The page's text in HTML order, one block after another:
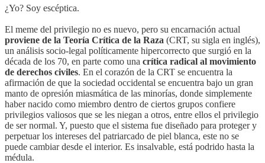
¿Yo? Soy escéptica.
El meme del privilegio no es nuevo, pero su encarnación actual
proviene de la Teoría Crítica de la Raza (CRT, su sigla en inglés),
un análisis socio-legal políticamente hipercorrecto que surgió en la
década de los 70, en parte como una crítica radical al movimiento
de derechos civiles. En el corazón de la CRT se encuentra la
afirmación de que la sociedad occidental se encuentra bajo un gran
manto de opresión miasmática de las minorías, donde simplemente
haber nacido como miembro dentro de ciertos grupos confiere
privilegios valiosos que se les niegan a otros, entre ellos el privilegio
de ser normal. Y, puesto que el sistema fue diseñado para proteger y
perpetuar los intereses del patriarcado de piel blanca, este no se
puede cambiar desde el interior. Es insalvable, está podrido hasta la
médula.